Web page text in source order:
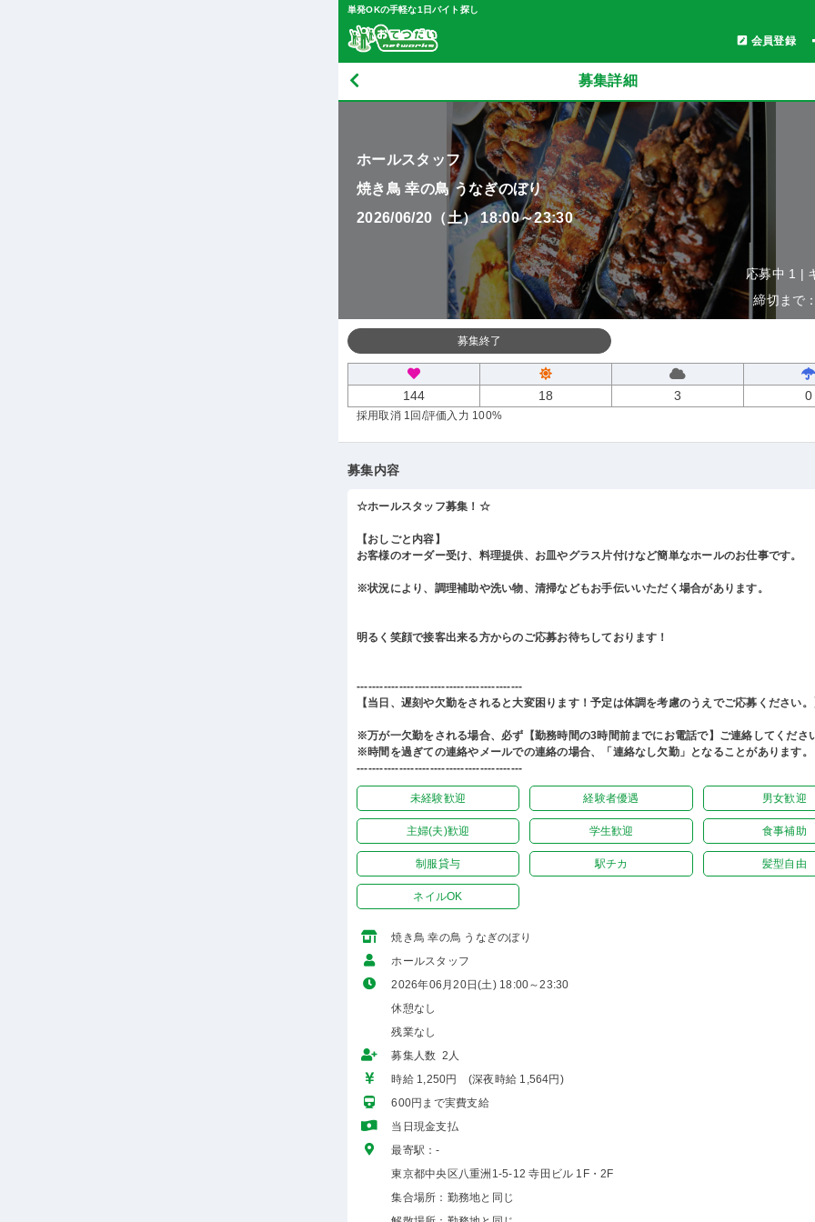
単発OKの手軽な1日バイト探し
会員登録
募集詳細
ホールスタッフ
焼き鳥 幸の鳥 うなぎのぼり
2026/06/20（土） 18:00～23:30
応募中 1 |
締切まで
募集終了
144 18 3 0
採用取消 1回 /評価入力 100%
募集内容
☆ホールスタッフ募集！☆
【おしごと内容】
お客様のオーダー受け、料理提供、お皿やグラス片付けなど簡単なホールのお仕事です。
※状況により、調理補助や洗い物、清掃などもお手伝いいただく場合があります。
明るく笑顔で接客出来る方からのご応募お待ちしております！
-------------------------------------------
【当日、遅刻や欠勤をされると大変困ります！予定は体調を考慮のうえでご応募ください
※万が一欠勤をされる場合、必ず【勤務時間の3時間前までにお電話で】ご連絡してくださ
※時間を過ぎての連絡やメールでの連絡の場合、「連絡なし欠勤」となることがあります。
-------------------------------------------
未経験歓迎 経験者優遇 男女歓迎
主婦(夫)歓迎 学生歓迎 食事補助
制服貸与 駅チカ 髪型自由
ネイルOK
焼き鳥 幸の鳥 うなぎのぼり
ホールスタッフ
2026年06月20日(土) 18:00～23:30
休憩なし
残業なし
募集人数 2人
時給 1,250円 (深夜時給 1,564円)
600円まで実費支給
当日現金支払
最寄駅：-
東京都中央区八重洲1-5-12 寺田ビル 1F・2F
集合場所：勤務地と同じ